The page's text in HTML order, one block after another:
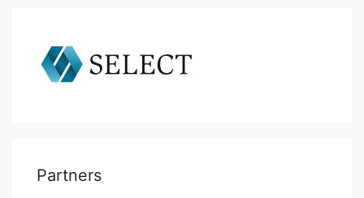
Partners